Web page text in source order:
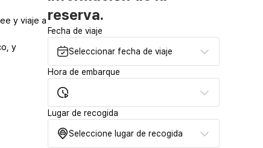
y viaje a
y
reserva.
Fecha de viaje
Seleccionar fecha de viaje
Hora de embarque
Lugar de recogida
Seleccione lugar de recogida